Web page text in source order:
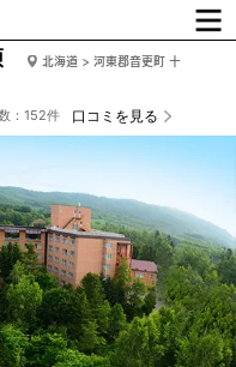
北海道 > 河東郡音更町 十
：152件 口コミを見る